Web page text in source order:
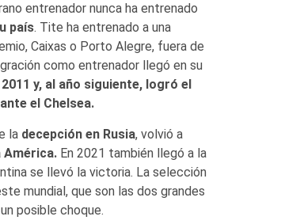
entrenador nunca ha entrenado
país. Tite ha entrenado a una
Caixas o Porto Alegre, fuera de
como entrenador llegó en su
y, al año siguiente, logró el
el Chelsea.
la decepción en Rusia, volvió a
América.En 2021 también llegó a la
se llevó la victoria. La selección
mundial, que son las dos grandes
posible choque.